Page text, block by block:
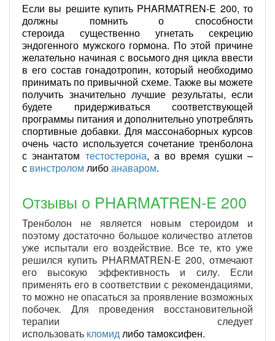
Если вы решите купить PHARMATREN-E 200, то
должны помнить о способности
стероида существенно угнетать секрецию
эндогенного мужского гормона. По этой причине
желательно начиная с восьмого дня цикла ввести
в его состав гонадотропин, который необходимо
принимать по привычной схеме. Также вы можете
получить значительно лучшие результаты, если
будете придерживаться соответствующей
программы питания и дополнительно употреблять
спортивные добавки. Для массонаборных курсов
очень часто используется сочетание тренболона
с энантатом тестостерона, а во время сушки –
с винстролом либоанаваром.
Отзывы о PHARMATREN-E 200
Тренболон не является новым стероидом и
поэтому достаточно большое количество атлетов
уже испытали его воздействие. Все те, кто уже
решился купить PHARMATREN-E 200, отмечают
его высокую эффективность и силу. Если
применять его в соответствии с рекомендациями,
то можно не опасаться за проявление возможных
побочек. Для проведения восстановительной
терапии следует
использовать кломидлибо тамоксифен.